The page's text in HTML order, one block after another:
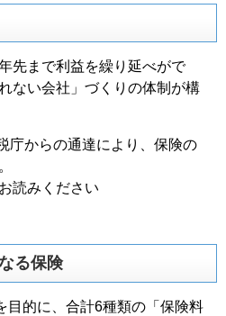
先まで利益を繰り延べがで
ない会社」づくりの体制が構
庁からの通達により、保険の
読みください
る保険
目的に、合計6種類の「保険料